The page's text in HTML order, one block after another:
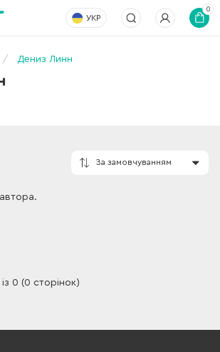
УКР
0
Дениз Линн
0 (0 сторінок)